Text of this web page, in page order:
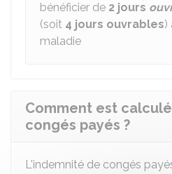
bénéficier de 2 jours
(soit 4 jours ouvrables)
maladie
Comment est
congés payés ?
L'indemnité de congés